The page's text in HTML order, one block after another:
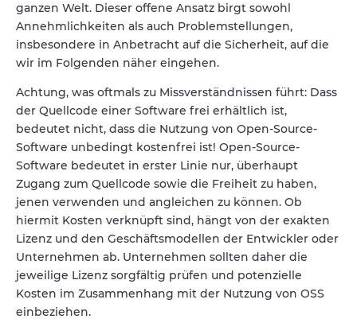
ganzen Welt. Dieser offene Ansatz birgt sowohl
Annehmlichkeiten als auch Problemstellungen,
insbesondere in Anbetracht auf die Sicherheit, auf die
wir im Folgenden näher eingehen.
Achtung, was oftmals zu Missverständnissen führt: Dass
der Quellcode einer Software frei erhältlich ist,
bedeutet nicht, dass die Nutzung von Open-Source-
Software unbedingt kostenfrei ist! Open-Source-
Software bedeutet in erster Linie nur, überhaupt
Zugang zum Quellcode sowie die Freiheit zu haben,
jenen verwenden und angleichen zu können. Ob
hiermit Kosten verknüpft sind, hängt von der exakten
Lizenz und den Geschäftsmodellen der Entwickler oder
Unternehmen ab. Unternehmen sollten daher die
jeweilige Lizenz sorgfältig prüfen und potenzielle
Kosten im Zusammenhang mit der Nutzung von OSS
einbeziehen.